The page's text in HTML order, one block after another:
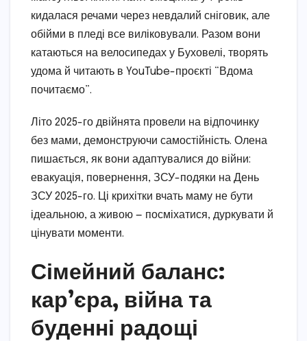
кидалася речами через невдалий сніговик, але
обійми в пледі все виліковували. Разом вони
катаються на велосипедах у Буховелі, творять
удома й читають в YouTube-проєкті “Вдома
почитаємо”.
Літо 2025-го двійнята провели на відпочинку
без мами, демонструючи самостійність. Олена
пишається, як вони адаптувалися до війни:
евакуація, повернення, ЗСУ-подяки на День
ЗСУ 2025-го. Ці крихітки вчать маму не бути
ідеальною, а живою — посміхатися, дуркувати й
цінувати моменти.
Сімейний баланс:
кар’єра, війна та
буденні радощі